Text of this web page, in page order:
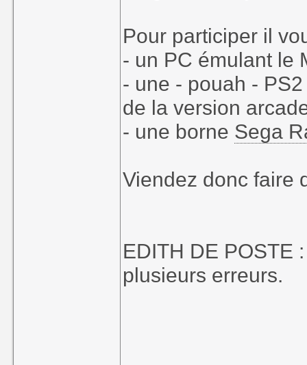
Pour participer il
- un PC émulant le
- une - pouah -
de la version
- une borne Sega
Viendez donc faire
EDITH DE POSTE
plusieurs erreurs.